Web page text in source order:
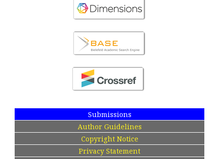
Submissions
Author Guidelines
Copyright Notice
Privacy Statement